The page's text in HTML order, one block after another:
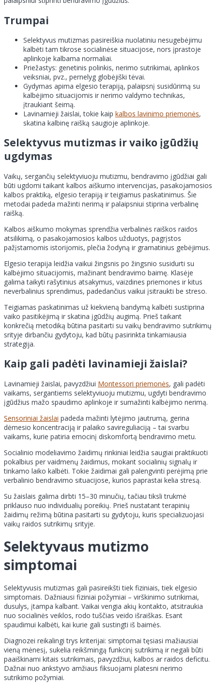
Trumpai
Selektyvus mutizmas pasireiškia nuolatiniu nesugebėjimu
kalbėti tam tikrose socialinėse situacijose, nors įprastoje
aplinkoje kalbama normaliai.
Priežastys: genetinis polinkis, nerimo sutrikimai, aplinkos
veiksniai, pvz., pernelyg globėjiški tėvai.
Gydymas apima elgesio terapiją, palaipsnį susidūrimą su
kalbėjimo situacijomis ir nerimo valdymo technikas,
įtraukiant šeimą.
Lavinamieji žaislai, tokie kaip kalbos lavinimo priemonės,
skatina kalbinę raišką saugioje aplinkoje.
Selektyvus mutizmas ir vaiko įgūdžių
ugdymas
Vaikų, sergančių selektyviuoju mutizmu, bendravimo įgūdžiai gali
būti ugdomi taikant kalbos aiškumo intervencijas, pasakojamosios
kalbos praktiką, elgesio terapiją ir teigiamus paskatinimus. Šie
metodai padeda mažinti nerimą ir palaipsniui stiprina verbalinę
raišką.
Kalbos aiškumo mokymas sprendžia verbalinės raiškos raidos
atsilikimą, o pasakojamosios kalbos užduotys, pagrįstos
pažįstamomis istorijomis, plečia žodyną ir gramatinius gebėjimus.
Elgesio terapija leidžia vaikui žingsnis po žingsnio susidurti su
kalbėjimo situacijomis, mažinant bendravimo baimę. Klasėje
galima taikyti rašytinius atsakymus, vaizdines priemones ir kitus
neverbalinius sprendimus, padedančius vaikui įsitraukti be streso.
Teigiamas paskatinimas už kiekvieną bandymą kalbėti sustiprina
vaiko pasitikėjimą ir skatina įgūdžių augimą. Prieš taikant
konkrečią metodiką būtina pasitarti su vaikų bendravimo sutrikimų
srityje dirbančiu gydytoju, kad būtų pasirinkta tinkamiausia
strategija.
Kaip gali padėti lavinamieji žaislai?
Lavinamieji žaislai, pavyzdžiui Montessori priemonės, gali padėti
vaikams, sergantiems selektyviuoju mutizmu, ugdyti bendravimo
įgūdžius mažo spaudimo aplinkoje ir sumažinti kalbėjimo nerimą.
Sensoriniai žaislai padeda mažinti lytėjimo jautrumą, gerina
dėmesio koncentraciją ir palaiko savireguliaciją – tai svarbu
vaikams, kurie patiria emocinį diskomfortą bendravimo metu.
Socialinio modeliavimo žaidimų rinkiniai leidžia saugiai praktikuoti
pokalbius per vaidmenų žaidimus, mokant socialinių signalų ir
tinkamo laiko kalbėti. Tokie žaidimai gali palengvinti perėjimą prie
verbalinio bendravimo situacijose, kurios paprastai kelia stresą.
Su žaislais galima dirbti 15–30 minučių, tačiau tiksli trukmė
priklauso nuo individualių poreikių. Prieš nustatant terapinių
žaidimų režimą būtina pasitarti su gydytoju, kuris specializuojasi
vaikų raidos sutrikimų srityje.
Selektyvaus mutizmo
simptomai
Selektyvusis mutizmas gali pasireikšti tiek fiziniais, tiek elgesio
simptomais. Dažniausi fiziniai požymiai – virškinimo sutrikimai,
dusulys, įtampa kalbant. Vaikai vengia akių kontakto, atsitraukia
nuo socialinės veiklos, rodo tuščias veido išraiškas. Esant
spaudimui kalbėti, kai kurie gali sustingti iš baimės.
Diagnozei reikalingi trys kriterijai: simptomai tęsiasi mažiausiai
vieną mėnesį, sukelia reikšmingą funkcinį sutrikimą ir negali būti
paaiškinami kitais sutrikimais, pavyzdžiui, kalbos ar raidos deficitu.
Dažnai nuo ankstyvo amžiaus fiksuojami platesni nerimo
sutrikimo požymiai.